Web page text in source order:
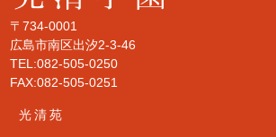
〒734-0001
広島市南区出汐2-3-46
TEL:082-505-0250
FAX:082-505-0251
光清苑